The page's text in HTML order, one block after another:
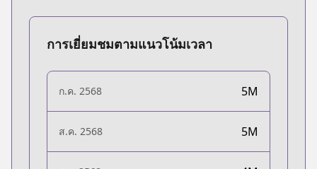
การเยี่ยมชมตามแนวโน้มเวลา
ก.ค. 2568 5M
ส.ค. 2568 5M